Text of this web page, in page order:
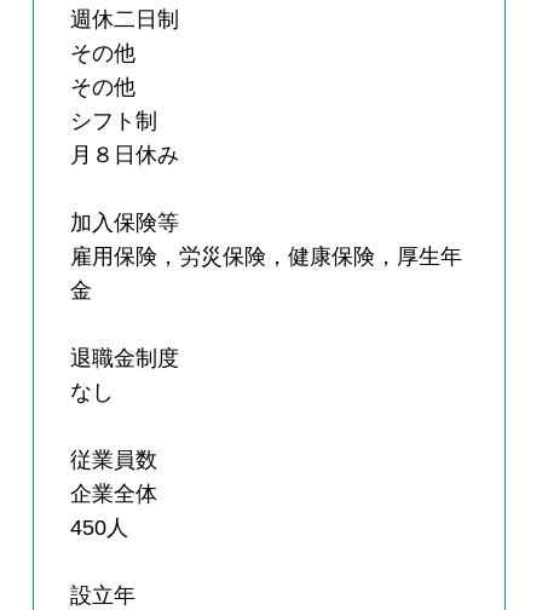
週休二日制
その他
その他
シフト制
月８日休み
加入保険等
雇用保険，労災保険，健康保険，厚生年
金
退職金制度
なし
従業員数
企業全体
450人
設立年